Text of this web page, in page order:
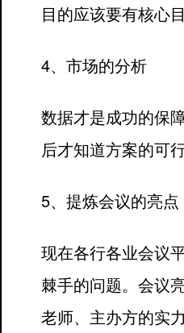
目的应该要有核心
4、市场的分析
数据才是成功的保
后才知道方案的可
5、提炼会议的亮点
现在各行各业会议
棘手的问题。会议
老师、主办方的实